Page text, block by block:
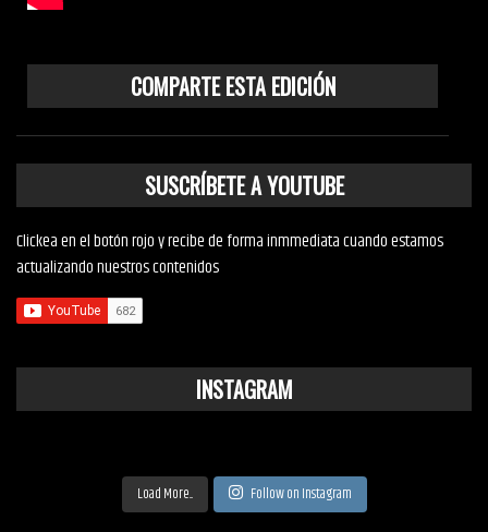
COMPARTE ESTA EDICIÓN
SUSCRÍBETE A YOUTUBE
Clickea en el botón rojo y recibe de forma inmmediata cuando estamos
actualizando nuestros contenidos
INSTAGRAM
Load More... Follow on Instagram